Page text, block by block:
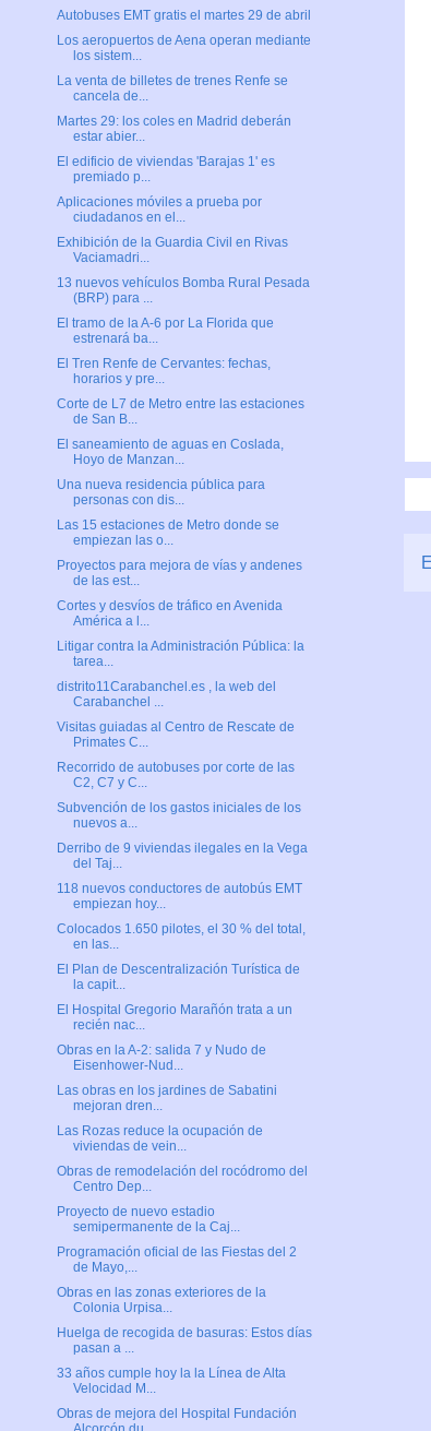
Autobuses EMT gratis el martes 29 de abril
Los aeropuertos de Aena operan mediante
los sistem...
La venta de billetes de trenes Renfe se
cancela de...
Martes 29: los coles en Madrid deberán
estar abier...
El edificio de viviendas 'Barajas 1' es
premiado p...
Aplicaciones móviles a prueba por
ciudadanos en el...
Exhibición de la Guardia Civil en Rivas
Vaciamadri...
13 nuevos vehículos Bomba Rural Pesada
(BRP) para ...
El tramo de la A-6 por La Florida que
estrenará ba...
El Tren Renfe de Cervantes: fechas,
horarios y pre...
Corte de L7 de Metro entre las estaciones
de San B...
El saneamiento de aguas en Coslada,
Hoyo de Manzan...
Una nueva residencia pública para
personas con dis...
Las 15 estaciones de Metro donde se
empiezan las o...
Proyectos para mejora de vías y andenes
de las est...
Cortes y desvíos de tráfico en Avenida
América a l...
Litigar contra la Administración Pública: la
tarea...
distrito11Carabanchel.es , la web del
Carabanchel ...
Visitas guiadas al Centro de Rescate de
Primates C...
Recorrido de autobuses por corte de las
C2, C7 y C...
Subvención de los gastos iniciales de los
nuevos a...
Derribo de 9 viviendas ilegales en la Vega
del Taj...
118 nuevos conductores de autobús EMT
empiezan hoy...
Colocados 1.650 pilotes, el 30 % del total,
en las...
El Plan de Descentralización Turística de
la capit...
El Hospital Gregorio Marañón trata a un
recién nac...
Obras en la A-2: salida 7 y Nudo de
Eisenhower-Nud...
Las obras en los jardines de Sabatini
mejoran dren...
Las Rozas reduce la ocupación de
viviendas de vein...
Obras de remodelación del rocódromo del
Centro Dep...
Proyecto de nuevo estadio
semipermanente de la Caj...
Programación oficial de las Fiestas del 2
de Mayo,...
Obras en las zonas exteriores de la
Colonia Urpisa...
Huelga de recogida de basuras: Estos días
pasan a ...
33 años cumple hoy la la Línea de Alta
Velocidad M...
Obras de mejora del Hospital Fundación